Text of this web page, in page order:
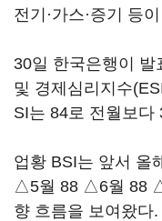
전기·가스·증기 등
30일 한국은행이 발
및 경제심리지수
SI는 84로 전월보다
업황 BSI는 앞서 올
△5월 88 △6월 88
향 흐름을 보여왔다.